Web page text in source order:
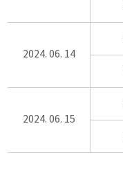
2024. 06. 14
2024. 06. 15